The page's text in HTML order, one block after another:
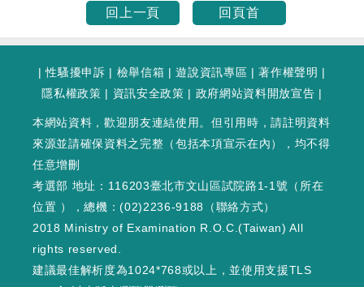
回上一頁
回頁首
|性騷擾申訴 | 檢舉信箱 |遊說資訊專區 |著作權聲明 |
隱私權政策 | 資訊安全政策 | 政府網站資料開放宣告 |
本網站資料，歡迎朋友連結使用。但引用時，請註明資料
來源並請確保資料之完整（包括本項宣示在內），均不得
任意增刪
考選部 地址：116203臺北市文山區試院路1-1號（ 所在
位置 ），總機：(02)2236-9188（聯絡方式）
2018 Ministry of Examination R.O.C.(Taiwan) All
rights reserved.
建議最佳解析度為1024*768或以上，並使用支援TLS